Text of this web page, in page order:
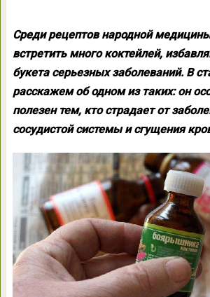
Среди рецептов народной
встретить много коктейлей,
букета серьезных заболеваний. В
расскажем об одном из таких: он
полезен тем, кто страдает от
сосудистой системы и сгущения